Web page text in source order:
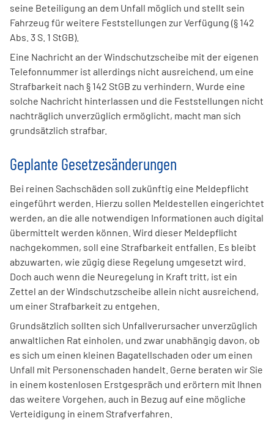
seine Beteiligung an dem Unfall möglich und stellt sein
Fahrzeug für weitere Feststellungen zur Verfügung (§ 142
Abs. 3 S. 1 StGB).
Eine Nachricht an der Windschutzscheibe mit der eigenen
Telefonnummer ist allerdings nicht ausreichend, um eine
Strafbarkeit nach § 142 StGB zu verhindern. Wurde eine
solche Nachricht hinterlassen und die Feststellungen nicht
nachträglich unverzüglich ermöglicht, macht man sich
grundsätzlich strafbar.
Geplante Gesetzesänderungen
Bei reinen Sachschäden soll zukünftig eine Meldepflicht
eingeführt werden. Hierzu sollen Meldestellen eingerichtet
werden, an die alle notwendigen Informationen auch digital
übermittelt werden können. Wird dieser Meldepflicht
nachgekommen, soll eine Strafbarkeit entfallen. Es bleibt
abzuwarten, wie zügig diese Regelung umgesetzt wird.
Doch auch wenn die Neuregelung in Kraft tritt, ist ein
Zettel an der Windschutzscheibe allein nicht ausreichend,
um einer Strafbarkeit zu entgehen.
Grundsätzlich sollten sich Unfallverursacher unverzüglich
anwaltlichen Rat einholen, und zwar unabhängig davon, ob
es sich um einen kleinen Bagatellschaden oder um einen
Unfall mit Personenschaden handelt. Gerne beraten wir Sie
in einem kostenlosen Erstgespräch und erörtern mit Ihnen
das weitere Vorgehen, auch in Bezug auf eine mögliche
Verteidigung in einem Strafverfahren.